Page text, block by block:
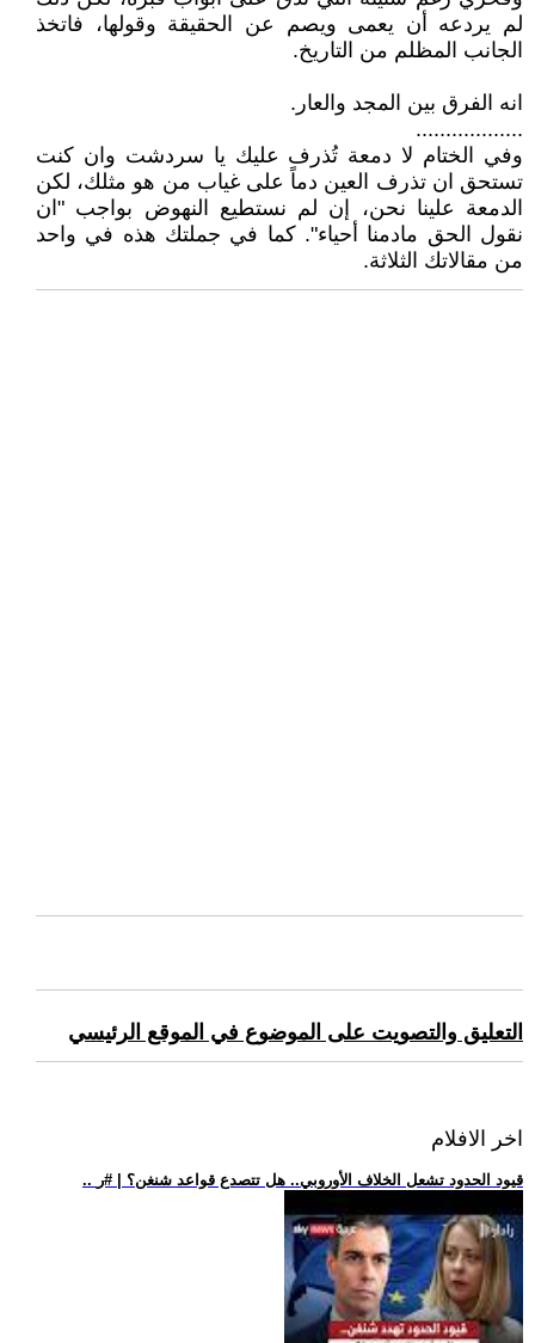
لم يردعه أن يعمى ويصم عن الحقيقة وقولها، فاتخذ
الجانب المظلم من التاريخ.
انه الفرق بين المجد والعار.
..................
وفي الختام لا دمعة تُذرف عليك يا سردشت وان كنت
تستحق ان تذرف العين دماً على غياب من هو مثلك، لكن
الدمعة علينا نحن، إن لم نستطيع النهوض بواجب "ان
نقول الحق مادمنا أحياء". كما في جملتك هذه في واحد
من مقالاتك الثلاثة.
التعليق والتصويت على الموضوع في الموقع الرئيسي
اخر الافلام
.. قيود الحدود تشعل الخلاف الأوروبي.. هل تتصدع قواعد شنغن؟ | #ر